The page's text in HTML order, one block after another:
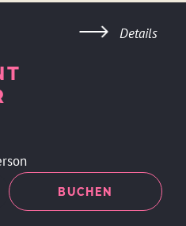
BUCHEN
Details